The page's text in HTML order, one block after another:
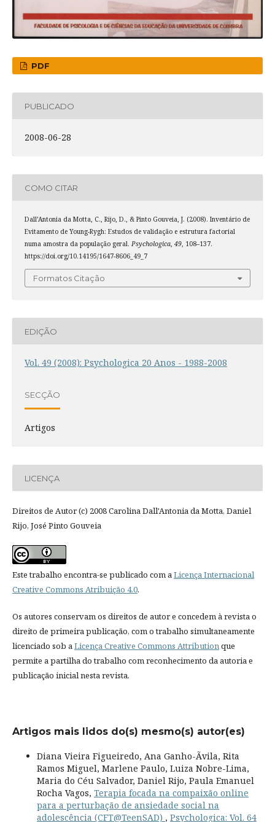
PDF
PUBLICADO
2008-06-28
COMO CITAR
Dall’Antonia da Motta, C., Rijo, D., & Pinto Gouveia, J. (2008). Inventário de
Evitamento de Young-Rygh: Estudos de validação e estrutura factorial
numa amostra da população geral. Psychologica, 49, 108–137.
https://doi.org/10.14195/1647-8606_49_7
Formatos Citação
EDIÇÃO
Vol. 49 (2008): Psychologica 20 Anos - 1988-2008
SECÇÃO
Artigos
LICENÇA
Direitos de Autor (c) 2008 Carolina Dall'Antonia da Motta, Daniel
Rijo, José Pinto Gouveia
Este trabalho encontra-se publicado com aLicença Internacional
Creative Commons Atribuição 4.0.
Os autores conservam os direitos de autor e concedem à revista o
direito de primeira publicação, com o trabalho simultaneamente
licenciado sob aLicença Creative Commons Attributionque
permite a partilha do trabalho com reconhecimento da autoria e
publicação inicial nesta revista.
Artigos mais lidos do(s) mesmo(s) autor(es)
Diana Vieira Figueiredo, Ana Ganho-Ãvila, Rita
Ramos Miguel, Marlene Paulo, Luiza Nobre-Lima,
Maria do Céu Salvador, Daniel Rijo, Paula Emanuel
Rocha Vagos, Terapia focada na compaixão online
para a perturbação de ansiedade social na
adolescência (CFT@TeenSAD) , Psychologica: Vol. 64